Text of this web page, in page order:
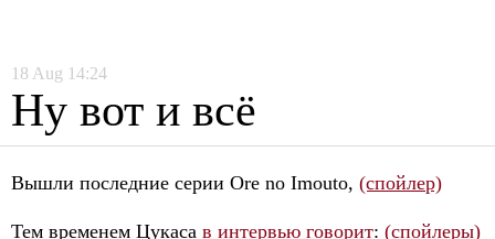
18 Aug 14:24
Ну вот и всё
Вышли последние серии Ore no Imouto, (спойлер)
Тем временем Цукаса в интервью говорит: (спойлеры)